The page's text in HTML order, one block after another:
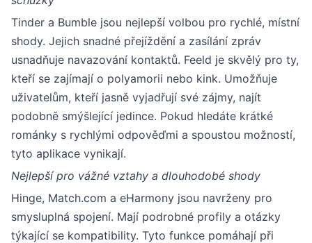
Tinder a Bumble jsou nejlepší volbou pro rychlé, místní
shody. Jejich snadné přejíždění a zasílání zpráv
usnadňuje navazování kontaktů. Feeld je skvělý pro ty,
kteří se zajímají o polyamorii nebo kink. Umožňuje
uživatelům, kteří jasně vyjadřují své zájmy, najít
podobně smýšlející jedince. Pokud hledáte krátké
románky s rychlými odpověďmi a spoustou možností,
tyto aplikace vynikají.
Nejlepší pro vážné vztahy a dlouhodobé shody
Hinge, Match.com a eHarmony jsou navrženy pro
smysluplná spojení. Mají podrobné profily a otázky
týkající se kompatibility. Tyto funkce pomáhají při